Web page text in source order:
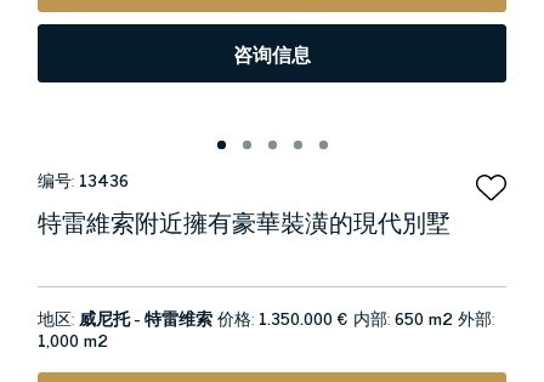
咨询信息
编号: 13436
特雷維索附近擁有豪華裝潢的現代別墅
地区:威尼托 - 特雷维索价格: 1.350.000 € 内部:650 m2外部:
1,000 m2